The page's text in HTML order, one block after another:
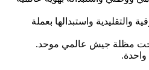
والتقليدية واستبدالها بعملة
تحت مظلة جيش عالمي موحد.
واحدة.